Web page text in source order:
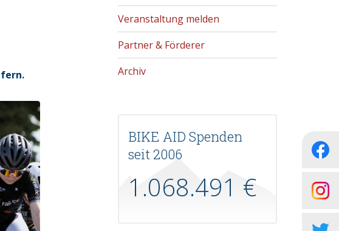
Veranstaltung melden
Partner & Förderer
Archiv
BIKE AID Spenden
seit 2006
1.068.491 €